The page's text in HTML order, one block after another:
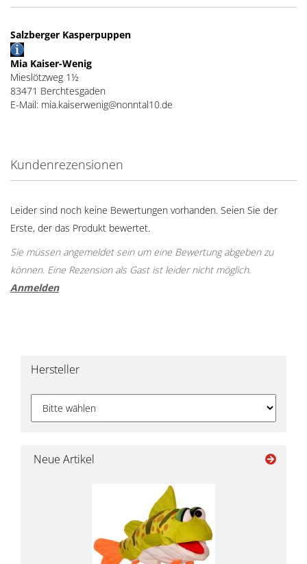
Salzberger Kasperpuppen
Mia Kaiser-Wenig
Mieslötzweg 1½
83471 Berchtesgaden
E-Mail: mia.kaiserwenig@nonntal10.de
Kundenrezensionen
Leider sind noch keine Bewertungen vorhanden. Seien Sie der
Erste, der das Produkt bewertet.
Sie müssen angemeldet sein um eine Bewertung abgeben zu
können. Eine Rezension als Gast ist leider nicht möglich.
Anmelden
Hersteller
Neue Artikel